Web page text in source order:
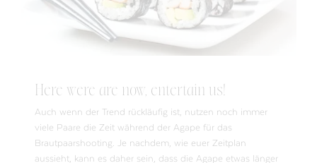
Here were are now, entertain us!
Auch wenn der Trend rückläufig ist, nutzen noch immer
viele Paare die Zeit während der Agape für das
Brautpaarshooting. Je nachdem, wie euer Zeitplan
aussieht, kann es daher sein, dass die Agape etwas länger